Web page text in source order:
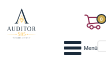
0
Menü